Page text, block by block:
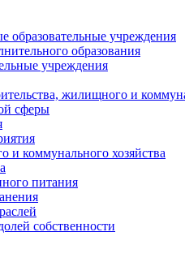
образовательные учреждения
образования
учреждения
жилищного и
сферы
и коммунального хозяйства
питания
собственности